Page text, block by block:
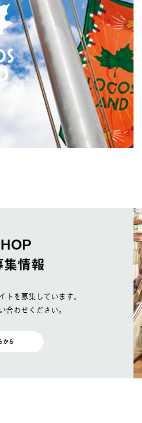
情報
トを募集しています。
わせください。
から